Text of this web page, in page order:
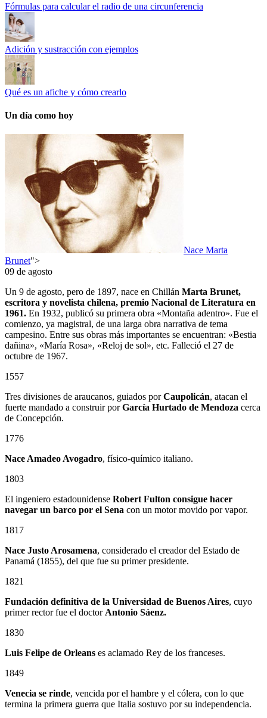
Fórmulas para calcular el radio de una circunferencia
Adición y sustracción con ejemplos
Qué es un afiche y cómo crearlo
Un día como hoy
Nace Marta
Brunet">
09 de agosto
Un 9 de agosto, pero de 1897, nace en Chillán Marta Brunet,
escritora y novelista chilena, premio Nacional de Literatura en
1961. En 1932, publicó su primera obra «Montaña adentro». Fue el
comienzo, ya magistral, de una larga obra narrativa de tema
campesino. Entre sus obras más importantes se encuentran: «Bestia
dañina», «María Rosa», «Reloj de sol», etc. Falleció el 27 de
octubre de 1967.
1557
Tres divisiones de araucanos, guiados porCaupolicán, atacan el
fuerte mandado a construir porGarcía Hurtado de Mendoza cerca
de Concepción.
1776
Nace Amadeo Avogadro, físico-químico italiano.
1803
El ingeniero estadounidense Robert Fulton consigue hacer
navegar un barco por el Sena con un motor movido por vapor.
1817
Nace Justo Arosamena, considerado el creador del Estado de
Panamá (1855), del que fue su primer presidente.
1821
Fundación definitiva de la Universidad de Buenos Aires, cuyo
primer rector fue el doctor Antonio Sáenz.
1830
Luis Felipe de Orleans es aclamado Rey de los franceses.
1849
Venecia se rinde, vencida por el hambre y el cólera, con lo que
termina la primera guerra que Italia sostuvo por su independencia.